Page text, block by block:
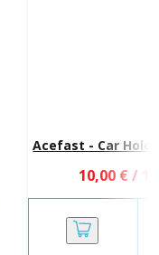
Acefast - Car
10,00 € /